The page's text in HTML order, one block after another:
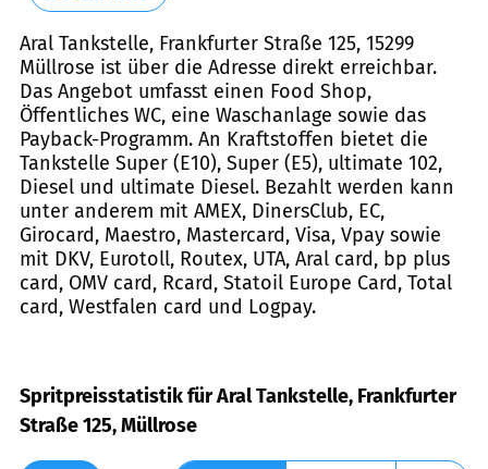
Aral Tankstelle, Frankfurter Straße 125, 15299
Müllrose ist über die Adresse direkt erreichbar.
Das Angebot umfasst einen Food Shop,
Öffentliches WC, eine Waschanlage sowie das
Payback-Programm. An Kraftstoffen bietet die
Tankstelle Super (E10), Super (E5), ultimate 102,
Diesel und ultimate Diesel. Bezahlt werden kann
unter anderem mit AMEX, DinersClub, EC,
Girocard, Maestro, Mastercard, Visa, Vpay sowie
mit DKV, Eurotoll, Routex, UTA, Aral card, bp plus
card, OMV card, Rcard, Statoil Europe Card, Total
card, Westfalen card und Logpay.
Spritpreisstatistik für Aral Tankstelle, Frankfurter
Straße 125, Müllrose